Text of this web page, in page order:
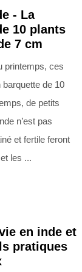
- La
10 plants
7 cm
printemps, ces
de 10
de petits
n’est pas
et fertile feront
les ...
en inde et
pratiques